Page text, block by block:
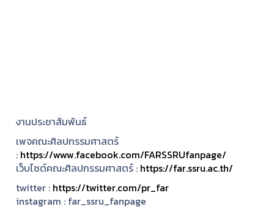
งานประชาสัมพันธ์
เพจคณะศิลปกรรมศาสตร์
: https://www.facebook.com/FARSSRUfanpage/
เว็บไซต์คณะศิลปกรรมศาสตร์ : https://far.ssru.ac.th/
twitter : https://twitter.com/pr_far
instagram : far_ssru_fanpage